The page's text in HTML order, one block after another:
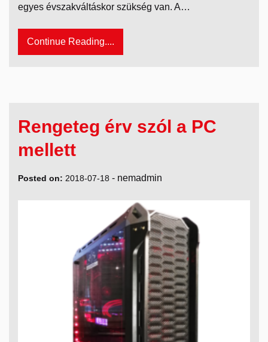
egyes évszakváltáskor szükség van. A…
Continue Reading....
Rengeteg érv szól a PC
mellett
Posted on: 2018-07-18 - nemadmin